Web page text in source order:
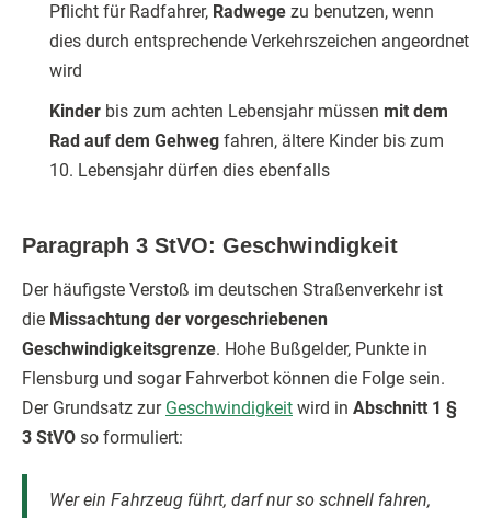
Pflicht für Radfahrer, Radwege zu benutzen, wenn
dies durch entsprechende Verkehrszeichen angeordnet
wird
Kinder bis zum achten Lebensjahr müssen mit dem
Rad auf dem Gehweg fahren, ältere Kinder bis zum
10. Lebensjahr dürfen dies ebenfalls
Paragraph 3 StVO: Geschwindigkeit
Der häufigste Verstoß im deutschen Straßenverkehr ist
die Missachtung der vorgeschriebenen
Geschwindigkeitsgrenze. Hohe Bußgelder, Punkte in
Flensburg und sogar Fahrverbot können die Folge sein.
Der Grundsatz zur Geschwindigkeit wird in Abschnitt 1 §
3 StVO so formuliert:
Wer ein Fahrzeug führt, darf nur so schnell fahren,